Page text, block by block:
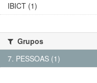
IBICT (1)
Grupos
7. PESSOAS (1)